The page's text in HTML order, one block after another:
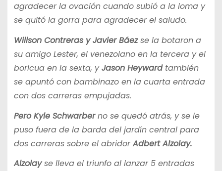
agradecer la ovación cuando subió a la loma y
se quitó la gorra para agradecer el saludo.
Willson Contreras y Javier Báezse la botaron a
su amigo Lester, el venezolano en la tercera y el
boricua en la sexta, yJason Heywardtambién
se apuntó con bambinazo en la cuarta entrada
con dos carreras empujadas.
Pero Kyle Schwarberno se quedó atrás, y se le
puso fuera de la barda del jardín central para
dos carreras sobre el abridorAdbert Alzolay.
Alzolayse lleva el triunfo al lanzar 5 entradas